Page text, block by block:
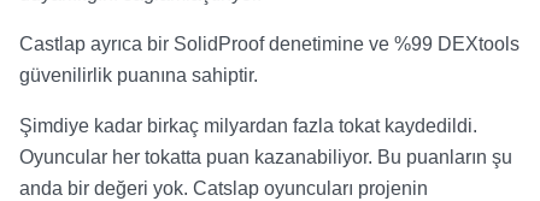
Castlap ayrıca bir SolidProof denetimine ve %99 DEXtools
güvenilirlik puanına sahiptir.
Şimdiye kadar birkaç milyardan fazla tokat kaydedildi.
Oyuncular her tokatta puan kazanabiliyor. Bu puanların şu
anda bir değeri yok. Catslap oyuncuları projenin